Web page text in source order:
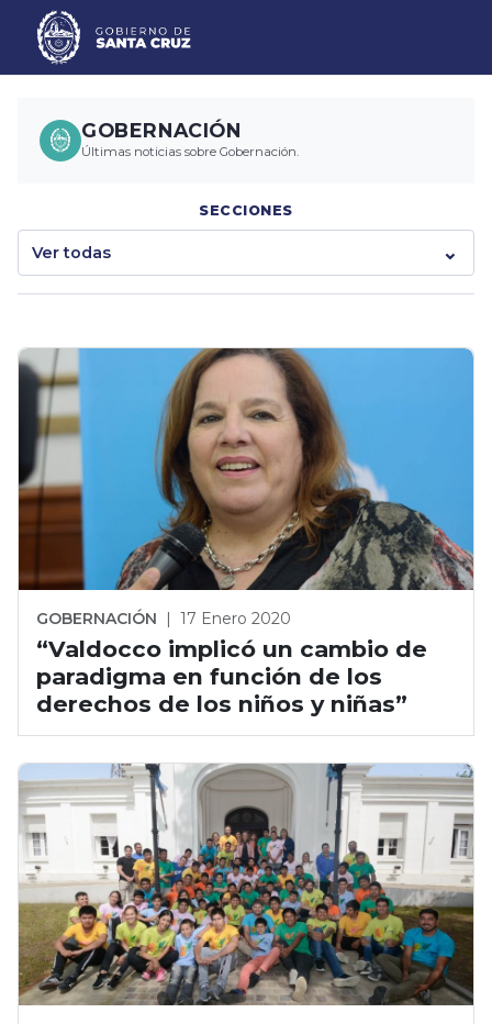
GOBERNACIÓN
Últimas noticias sobre Gobernación.
SECCIONES
Ver todas
GOBERNACIÓN | 17 Enero 2020
“Valdocco implicó un cambio de
paradigma en función de los
derechos de los niños y niñas”